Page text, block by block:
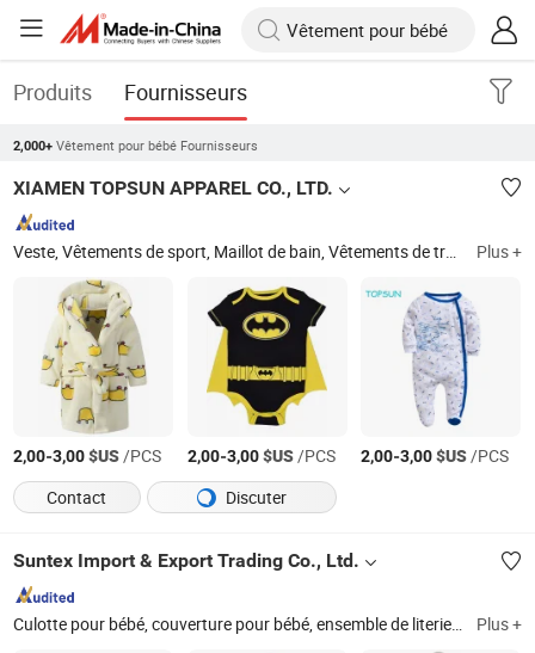
Produits Fournisseurs
2,000+ Vêtement pour bébé Fournisseurs
XIAMEN TOPSUN APPAREL CO., LTD.
Veste, Vêtements de sport, Maillot de bain, Vêtements de travail, Pantalon, Vêtements décontractés, Sweat-shirt, T-shirt, Costume de jogging, Vêtements de yoga Plus +
2,00-3,00$US/PCS 2,00-3,00$US/PCS 2,00-3,00$US/PCS
Contact
Discuter
Suntex Import & Export Trading Co., Ltd.
Culotte pour bébé, couverture pour bébé, ensemble de literie, literie de lit de bébé, protège-mattelas, lange en mousseline pour bébé, serviette, produit de bain pour bébé, vêtement pour bébé, nappe Plus +